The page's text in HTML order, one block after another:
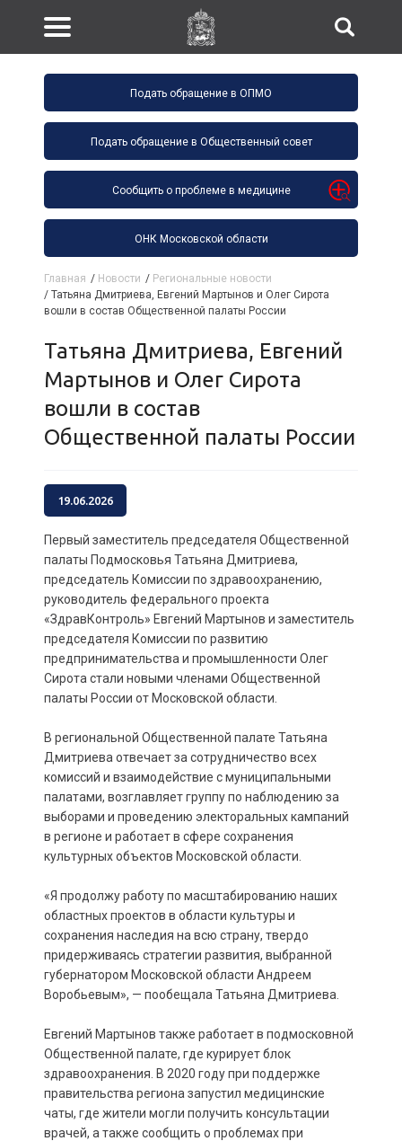
Подать обращение в ОПМО
Подать обращение в Общественный совет
Сообщить о проблеме в медицине
ОНК Московской области
Главная / Новости / Региональные новости
/ Татьяна Дмитриева, Евгений Мартынов и Олег Сирота
вошли в состав Общественной палаты России
Татьяна Дмитриева, Евгений
Мартынов и Олег Сирота
вошли в состав
Общественной палаты России
19.06.2026
Первый заместитель председателя Общественной
палаты Подмосковья Татьяна Дмитриева,
председатель Комиссии по здравоохранению,
руководитель федерального проекта
«ЗдравКонтроль» Евгений Мартынов и заместитель
председателя Комиссии по развитию
предпринимательства и промышленности Олег
Сирота стали новыми членами Общественной
палаты России от Московской области.
В региональной Общественной палате Татьяна
Дмитриева отвечает за сотрудничество всех
комиссий и взаимодействие с муниципальными
палатами, возглавляет группу по наблюдению за
выборами и проведению электоральных кампаний
в регионе и работает в сфере сохранения
культурных объектов Московской области.
«Я продолжу работу по масштабированию наших
областных проектов в области культуры и
сохранения наследия на всю страну, твердо
придерживаясь стратегии развития, выбранной
губернатором Московской области Андреем
Воробьевым», — пообещала Татьяна Дмитриева.
Евгений Мартынов также работает в подмосковной
Общественной палате, где курирует блок
здравоохранения. В 2020 году при поддержке
правительства региона запустил медицинские
чаты, где жители могли получить консультации
врачей, а также сообщить о проблемах при